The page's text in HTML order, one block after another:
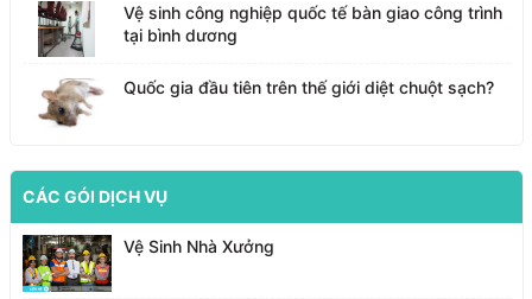
Vệ sinh công nghiệp quốc tế bàn giao công trình
tại bình dương
Quốc gia đầu tiên trên thế giới diệt chuột sạch?
CÁC GÓI DỊCH VỤ
Vệ Sinh Nhà Xưởng